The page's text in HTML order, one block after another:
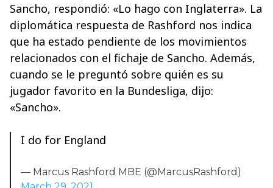
Sancho, respondió: «Lo hago con Inglaterra». La
diplomática respuesta de Rashford nos indica
que ha estado pendiente de los movimientos
relacionados con el fichaje de Sancho. Además,
cuando se le preguntó sobre quién es su
jugador favorito en la Bundesliga, dijo:
«Sancho».
I do for England
— Marcus Rashford MBE (@MarcusRashford)